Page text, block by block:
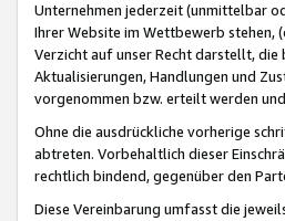
Unternehmen jederzeit (unmittelbar
Ihrer Website im Wettbewerb stehen,
Verzicht auf unser Recht darstellt,
Aktualisierungen, Handlungen und
vorgenommen bzw. erteilt werden
Ohne die ausdrückliche vorherige
abtreten. Vorbehaltlich dieser
rechtlich bindend, gegenüber den
Diese Vereinbarung umfasst die